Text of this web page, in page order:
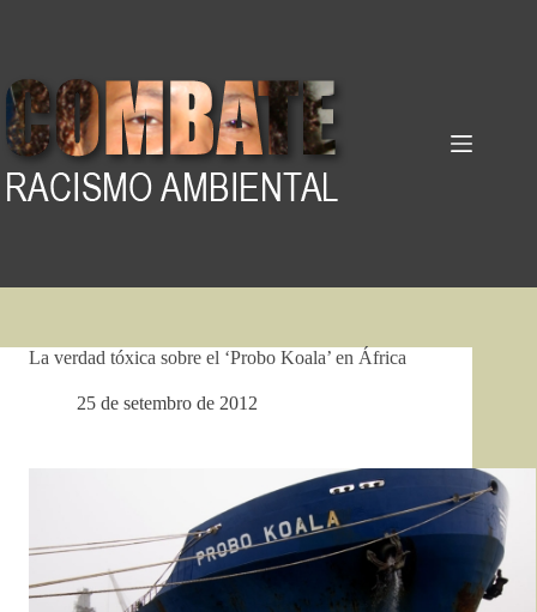
La verdad tóxica sobre el ‘Probo Koala’ en África
25 de setembro de 2012